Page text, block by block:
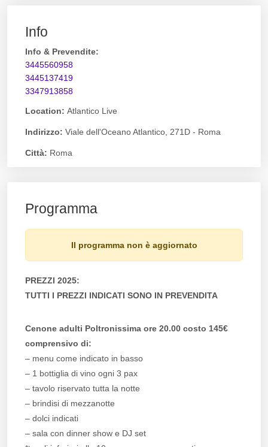
Info
Info & Prevendite:
3445560958
3445137419
3347913858
Location: Atlantico Live
Indirizzo: Viale dell'Oceano Atlantico, 271D - Roma
Città: Roma
Programma
Il programma non è aggiornato
PREZZI 2025:
TUTTI I PREZZI INDICATI SONO IN PREVENDITA
Cenone adulti Poltronissima ore 20.00 costo 145€
comprensivo di:
– menu come indicato in basso
– 1 bottiglia di vino ogni 3 pax
– tavolo riservato tutta la notte
– brindisi di mezzanotte
– dolci indicati
– sala con dinner show e DJ set